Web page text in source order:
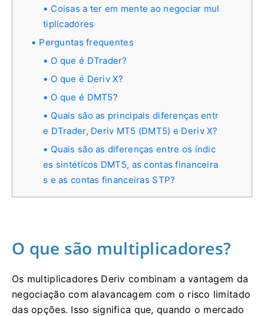
Coisas a ter em mente ao negociar mul
tiplicadores
Perguntas frequentes
O que é DTrader?
O que é Deriv X?
O que é DMT5?
Quais são as principais diferenças entr
e DTrader, Deriv MT5 (DMT5) e Deriv X?
Quais são as diferenças entre os índic
es sintéticos DMT5, as contas financeira
s e as contas financeiras STP?
O que são multiplicadores?
Os multiplicadores Deriv combinam a vantagem da
negociação com alavancagem com o risco limitado
das opções. Isso significa que, quando o mercado